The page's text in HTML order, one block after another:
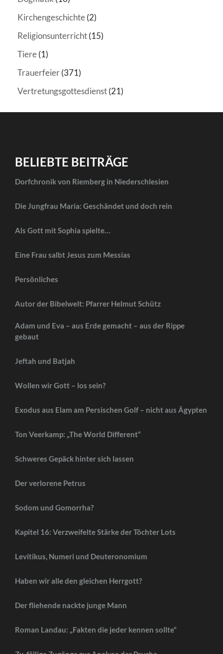
Kirchengeschichte(2)
Religionsunterricht(15)
Tiere(1)
Trauerfeier(371)
Vertretungsgottesdienst(21)
BELIEBTE BEITRÄGE
Dorfchronik von Riemberg in Niederschlesien
Die Jungfrau Maria: Geschändet und doch rein
Als Gott mit Sophia spielte…
Eine Frau salbt Jesus zum Messias
Persönliches
Autor der Bibelwelt: Pfarrer Helmut Schütz
Adam und Eva – aus Erde gemacht – aus der Rippe
gebaut
Jeftah und Batjah
Wollen wir Gott – los sein?
Exodus aus Elam am Persischen Golf – nicht aus Ägypten
Ton Veerkamp: „The World Different“
Schweres Gepäck hinter sich lassen
Der verlorene Petrus
Sodom und Gomorrha?
Kapitel 16: Verzweifelte Stärke der Töchter Lots
Levitikus, Numeri und Deuteronomium
Haben wir alle den gleichen Herrgott?
Der fliehende nackte junge Mann
Roman Landau: „Fakten die jeder kennen sollte“